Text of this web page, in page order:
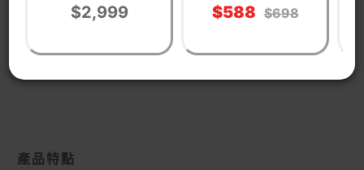
產品介紹
產品特點
$2,999
雜質 | 香港行貨
$588 $698